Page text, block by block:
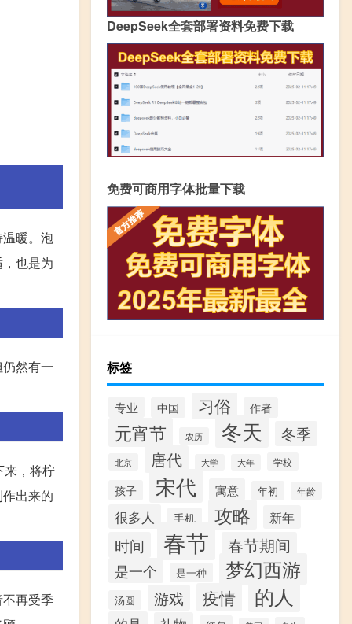
暖。泡
也是为
然有一
来，将柠
出来的
再受季
DeepSeek全套部署资料免费下载
免费可商用字体批量下载
标签
专业 中国 习俗 作者
元宵节 农历 冬天 冬季
北京 唐代 大学 大年 学校
孩子 宋代 寓意 年初 年龄
很多人 手机 攻略 新年
时间 春节 春节期间
是一个 是一种 梦幻西游
汤圆 游戏 疫情 的人